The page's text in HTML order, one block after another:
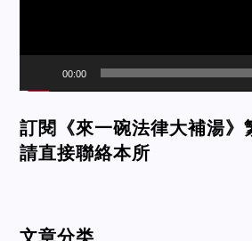
00:00
訂閱《來一碗法律大補湯》
請直接聯絡本所